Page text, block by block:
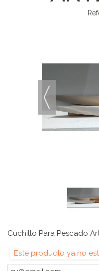
Cuchillo Para Pescado
Este producto ya no